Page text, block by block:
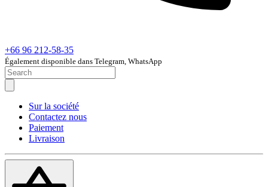
+66 96 212-58-35
Également disponible dans Telegram, WhatsApp
Sur la société
Contactez nous
Paiement
Livraison